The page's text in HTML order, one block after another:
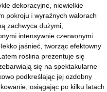
dekoracyjne, niewielkie
pokroju i wyraźnych walorach
zachwyca dużymi,
intensywnie czerwonymi
jaśnieć, tworząc efektowny
roślina prezentuje się
się na spektakularne
podkreślając jej ozdobny
osiągając po kilku latach